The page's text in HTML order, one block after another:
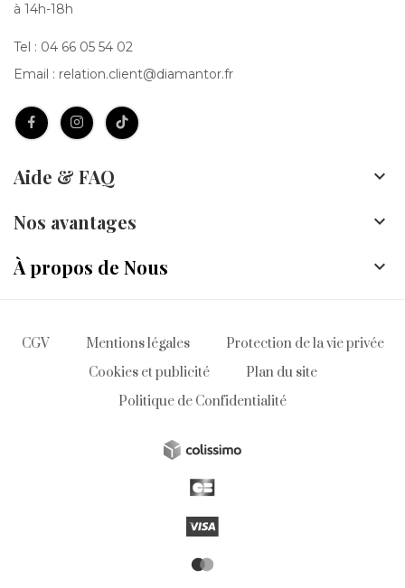
à 14h-18h
Tel : 04 66 05 54 02
Email : relation.client@diamantor.fr
Aide & FAQ 
Nos avantages 
À propos de Nous 
CGV Mentions légales
Protection de la vie privée
Cookies et publicité
Plan du site
Politique de Confidentialité